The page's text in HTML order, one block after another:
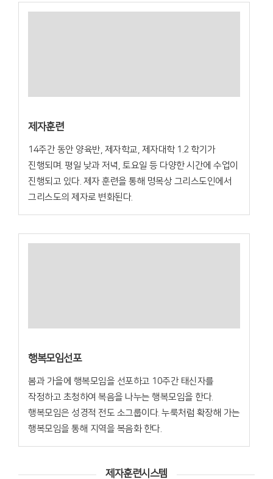
제자훈련
14주간 동안 양육반, 제자학교, 제자대학 1.2 학기가
진행되며. 평일 낮과 저녁, 토요일 등 다양한 시간에 수업이
진행되고 있다. 제자 훈련을 통해 명목상 그리스도인에서
그리스도의 제자로 변화된다.
행복모임선포
봄과 가을에 행복모임을 선포하고 10주간 태신자를
작정하고 초청하여 복음을 나누는 행복모임을 한다.
행복모임은 성경적 전도 소그룹이다. 누룩처럼 확장해 가는
행복모임을 통해 지역을 복음화 한다.
제자훈련시스템